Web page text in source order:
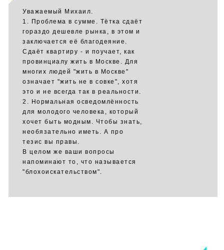
Уважаемый Михаил.
1. Проблема в сумме. Тётка сдаёт
гораздо дешевле рынка, в этом и
заключается её благодеяние.
Сдаёт квартиру - и поучает, как
провинциалу жить в Москве. Для
многих людей "жить в Москве"
означает "жить не в совке", хотя
это и не всегда так в реальности.
2. Нормальная осведомлённость
для молодого человека, который
хочет быть модным. Чтобы знать,
необязательно иметь. А про
тезис вы правы.
В целом же ваши вопросы
напоминают то, что называется
"блохоискательством".